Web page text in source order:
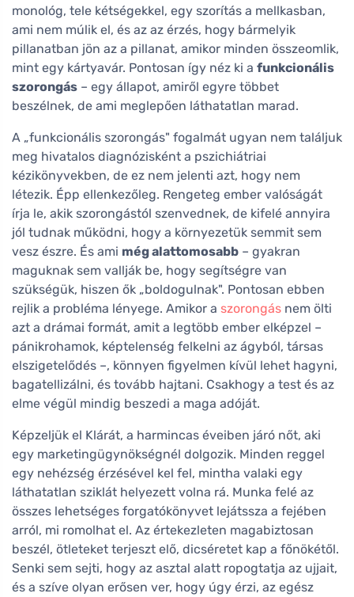
monológ, tele kétségekkel, egy szorítás a mellkasban,
ami nem múlik el, és az az érzés, hogy bármelyik
pillanatban jön az a pillanat, amikor minden összeomlik,
mint egy kártyavár. Pontosan így néz ki a funkcionális
szorongás – egy állapot, amiről egyre többet
beszélnek, de ami meglepően láthatatlan marad.
A „funkcionális szorongás" fogalmát ugyan nem találjuk
meg hivatalos diagnózisként a pszichiátriai
kézikönyvekben, de ez nem jelenti azt, hogy nem
létezik. Épp ellenkezőleg. Rengeteg ember valóságát
írja le, akik szorongástól szenvednek, de kifelé annyira
jól tudnak működni, hogy a környezetük semmit sem
vesz észre. És ami még alattomosabb – gyakran
maguknak sem vallják be, hogy segítségre van
szükségük, hiszen ők „boldogulnak". Pontosan ebben
rejlik a probléma lényege. Amikor a szorongás nem ölti
azt a drámai formát, amit a legtöbb ember elképzel –
pánikrohamok, képtelenség felkelni az ágyból, társas
elszigetelődés –, könnyen figyelmen kívül lehet hagyni,
bagatellizálni, és tovább hajtani. Csakhogy a test és az
elme végül mindig beszedi a maga adóját.
Képzeljük el Klárát, a harmincas éveiben járó nőt, aki
egy marketingügynökségnél dolgozik. Minden reggel
egy nehézség érzésével kel fel, mintha valaki egy
láthatatlan sziklát helyezett volna rá. Munka felé az
összes lehetséges forgatókönyvet lejátssza a fejében
arról, mi romolhat el. Az értekezleten magabiztosan
beszél, ötleteket terjeszt elő, dicséretet kap a főnökétől.
Senki sem sejti, hogy az asztal alatt ropogtatja az ujjait,
és a szíve olyan erősen ver, hogy úgy érzi, az egész